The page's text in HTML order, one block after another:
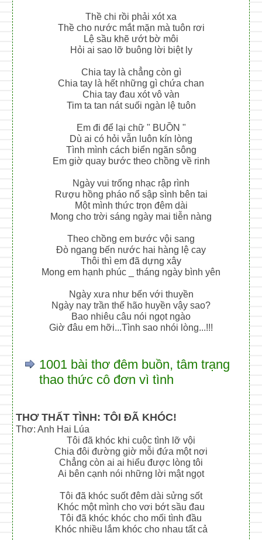
Thề chi rồi phải xót xa
Thề cho nước mắt mặn mà tuôn rơi
Lệ sầu khẽ ướt bờ môi
Hỏi ai sao lỡ buông lời biệt ly
Chia tay là chẳng còn gì
Chia tay là hết những gì chứa chan
Chia tay đau xót vô vàn
Tim ta tan nát suối ngàn lệ tuôn
Em đi để lại chữ " BUỒN "
Dù ai có hỏi vẫn luôn kín lòng
Tình mình cách biển ngăn sông
Em giờ quay bước theo chồng về rinh
Ngày vui trống nhạc rập rình
Rượu hồng pháo nổ sập sình bên tai
Một mình thức trọn đêm dài
Mong cho trời sáng ngày mai tiễn nàng
Theo chồng em bước vội sang
Đò ngang bến nước hai hàng lệ cay
Thôi thì em đã dựng xây
Mong em hạnh phúc _ tháng ngày bình yên
Ngày xưa như bến với thuyền
Ngày nay trần thế hão huyền vậy sao?
Bao nhiêu câu nói ngọt ngào
Giờ đâu em hỡi...Tình sao nhói lòng...!!!
1001 bài thơ đêm buồn, tâm trạng
thao thức cô đơn vì tình
THƠ THẤT TÌNH: TÔI ĐÃ KHÓC!
Thơ: Anh Hai Lúa
Tôi đã khóc khi cuộc tình lỡ vội
Chia đôi đường giờ mỗi đứa một nơi
Chẳng còn ai ai hiểu được lòng tôi
Ai bên cạnh nói những lời mật ngọt
Tôi đã khóc suốt đêm dài sửng sốt
Khóc một mình cho vơi bớt sầu đau
Tôi đã khóc khóc cho mối tình đầu
Khóc nhiều lắm khóc cho nhau tất cả